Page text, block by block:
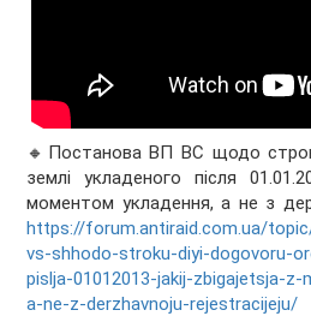
🔸Постанова ВП ВС щодо
землі укладеного після
моментом укладення, а не з
https://forum.antiraid.com.ua/
vs-shhodo-stroku-diyi-dogovoru-
pislja-01012013-jakij-zbigajetsja-
a-ne-z-derzhavnoju-rejestracijeju/